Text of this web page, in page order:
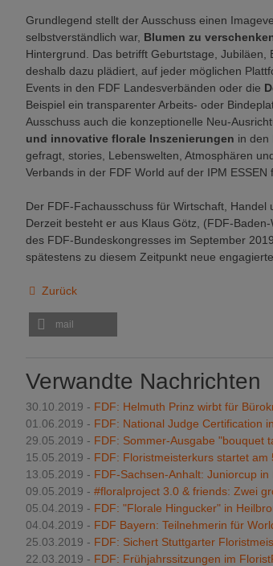
Grundlegend stellt der Ausschuss einen
selbstverständlich war, Blumen zu
Hintergrund. Das betrifft Geburtstage,
deshalb dazu plädiert, auf jeder möglichen
Events in den FDF Landesverbänden oder die
Beispiel ein transparenter Arbeits- oder
Ausschuss auch die konzeptionelle Neu-
und innovative florale Inszenierungen in den
gefragt, stories, Lebenswelten, Atmosphären
Verbands in der FDF World auf der IPM ESSEN
Der FDF-Fachausschuss für Wirtschaft, Handel
Derzeit besteht er aus Klaus Götz, (FDF-
des FDF-Bundeskongresses im September
spätestens zu diesem Zeitpunkt neue
Zurück
mail
Verwandte Nachrichten
30.10.2019 - FDF: Helmuth Prinz wirbt für
01.06.2019 - FDF: National Judge Certification
29.05.2019 - FDF: Sommer-Ausgabe "bouquet
15.05.2019 - FDF: Floristmeisterkurs startet am
13.05.2019 - FDF-Sachsen-Anhalt: Juniorcup
09.05.2019 - #floralproject 3.0 & friends: Zwei
05.04.2019 - FDF: "Florale Hingucker" in
04.04.2019 - FDF Bayern: Teilnehmerin für
25.03.2019 - FDF: Sichert Stuttgarter
22.03.2019 - FDF: Frühjahrssitzungen im